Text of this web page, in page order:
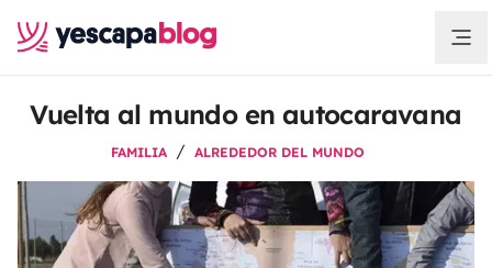
Vuelta al mundo en autocaravana
FAMILIA ALREDEDOR DEL MUNDO